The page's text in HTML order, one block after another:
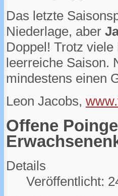
Das letzte
Niederlage, aber
Doppel! Trotz
leerreiche Saison.
mindestens einen
Leon Jacobs,
Offene
Details
Veröffentlicht: